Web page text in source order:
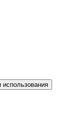
использования